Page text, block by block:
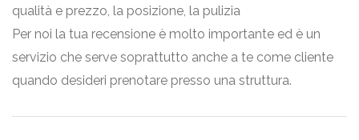
qualità e prezzo, la posizione, la pulizia
Per noi la tua recensione è molto importante ed è un
servizio che serve soprattutto anche a te come cliente
quando desideri prenotare presso una struttura.